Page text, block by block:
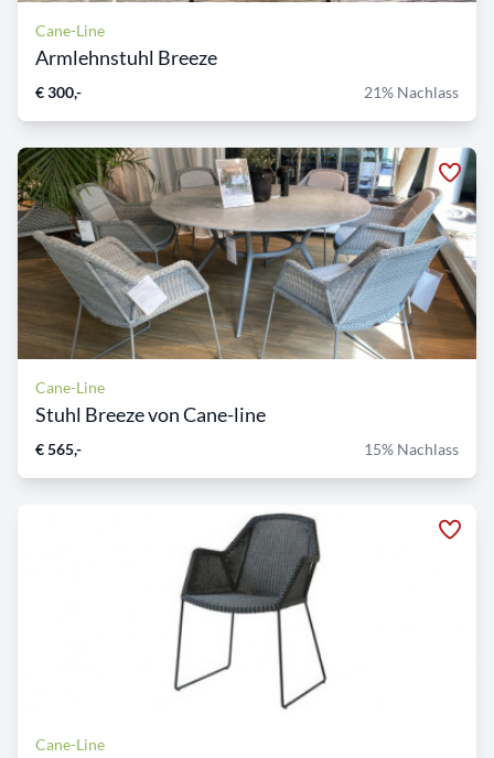
Cane-Line
Armlehnstuhl Breeze
€ 300,- 21% Nachlass
Cane-Line
Stuhl Breeze von Cane-line
€ 565,- 15% Nachlass
Cane-Line